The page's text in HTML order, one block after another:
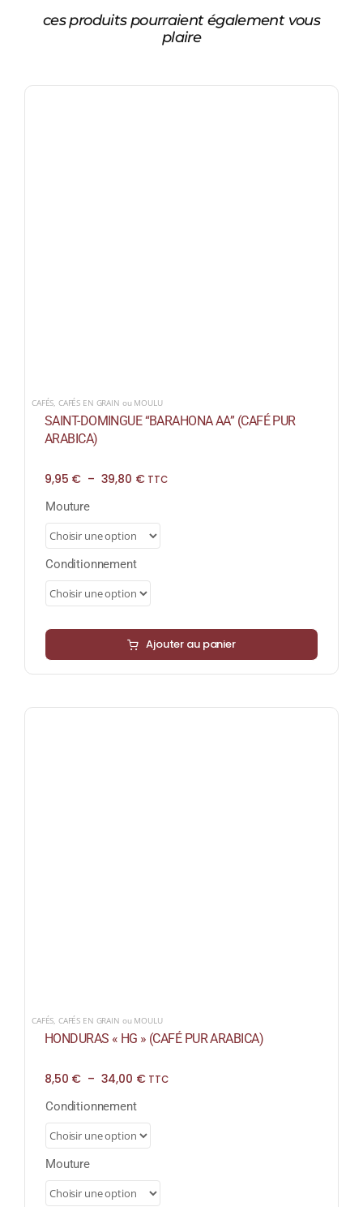
ces produits pourraient également vous
plaire
CAFÉS, CAFÉS EN GRAIN ou MOULU
SAINT-DOMINGUE “BARAHONA AA” (CAFÉ PUR
ARABICA)
9,95 € – 39,80 €Plage
à
39,80 €
TTC
Mouture
Conditionnement
Ajouter au panier
CAFÉS CAFÉS EN GRAIN ou MOULU
HONDURAS « HG » (CAFÉ PUR ARABICA)
8,50 € – 34,00 €Plage
à
34,00 €
TTC
Conditionnement
Mouture